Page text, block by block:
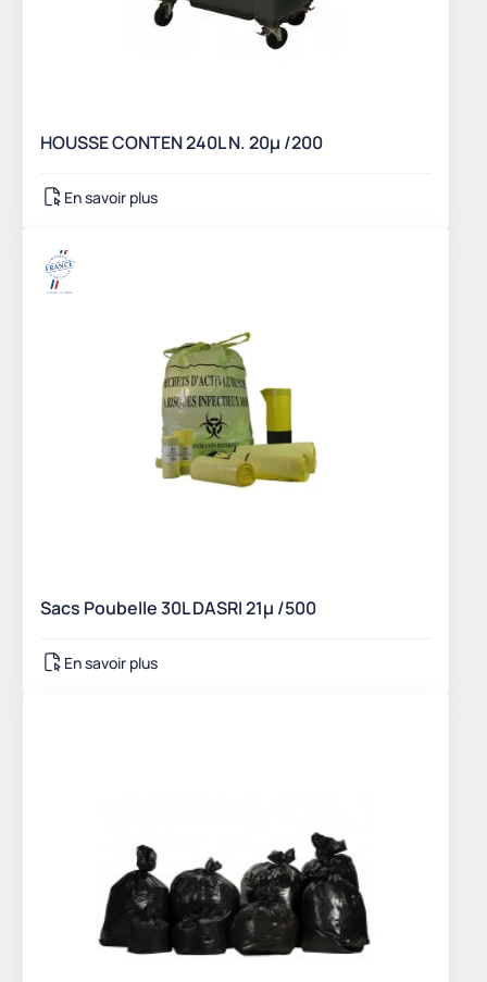
HOUSSE CONTEN 240L N. 20µ /200
En savoir plus
Sacs Poubelle 30L DASRI 21µ /500
En savoir plus